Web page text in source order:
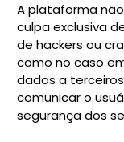
A plataforma
culpa exclusiva
de hackers ou
como no caso
dados a
comunicar o
segurança dos